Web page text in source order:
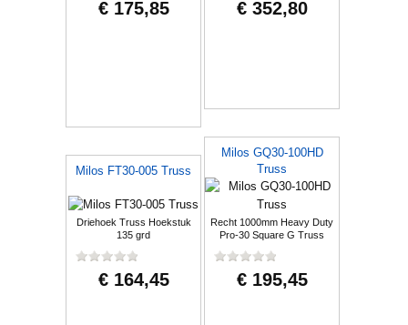
€ 175,85 € 352,80
Milos FT30-005 Truss
Driehoek Truss Hoekstuk
135 grd
€ 164,45
Milos GQ30-100HD
Truss
Recht 1000mm Heavy Duty
Pro-30 Square G Truss
€ 195,45